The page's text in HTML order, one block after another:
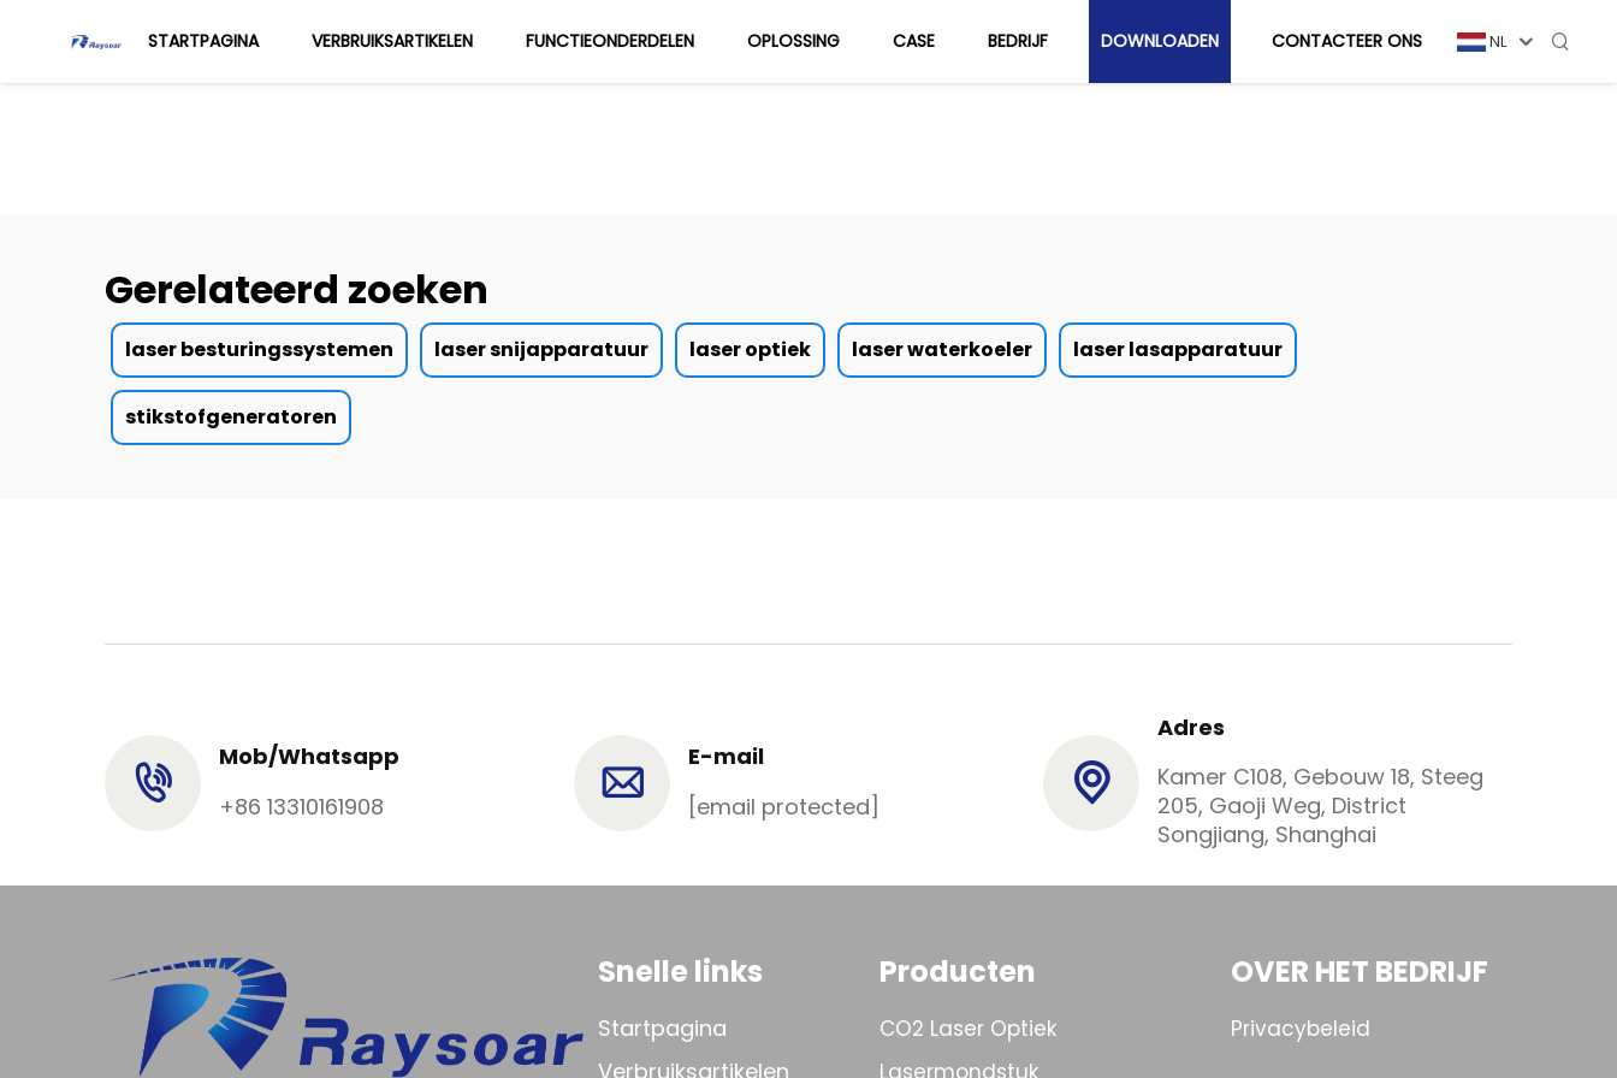
STARTPAGINA VERBRUIKSARTIKELEN FUNCTIEONDERDELEN OPLOSSING CASE BEDRIJF DOWNLOADEN CONTACTEER ONS NL
Gerelateerd zoeken
laser besturingssystemen laser snijapparatuur laser optiek laser waterkoeler laser lasapparatuur
stikstofgeneratoren
Mob/Whatsapp
+86 13310161908
E-mail
[email protected]
Adres
Kamer C108, Gebouw 18, Steeg
205, Gaoji Weg, District
Songjiang, Shanghai
Snelle links
Startpagina
Verbruiksartikelen
Producten
CO2 Laser Optiek
Lasermondstuk
OVER HET BEDRIJF
Privacybeleid